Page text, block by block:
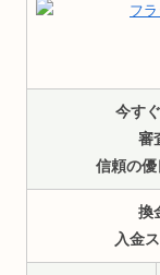
今す
審
信頼の
換
入金